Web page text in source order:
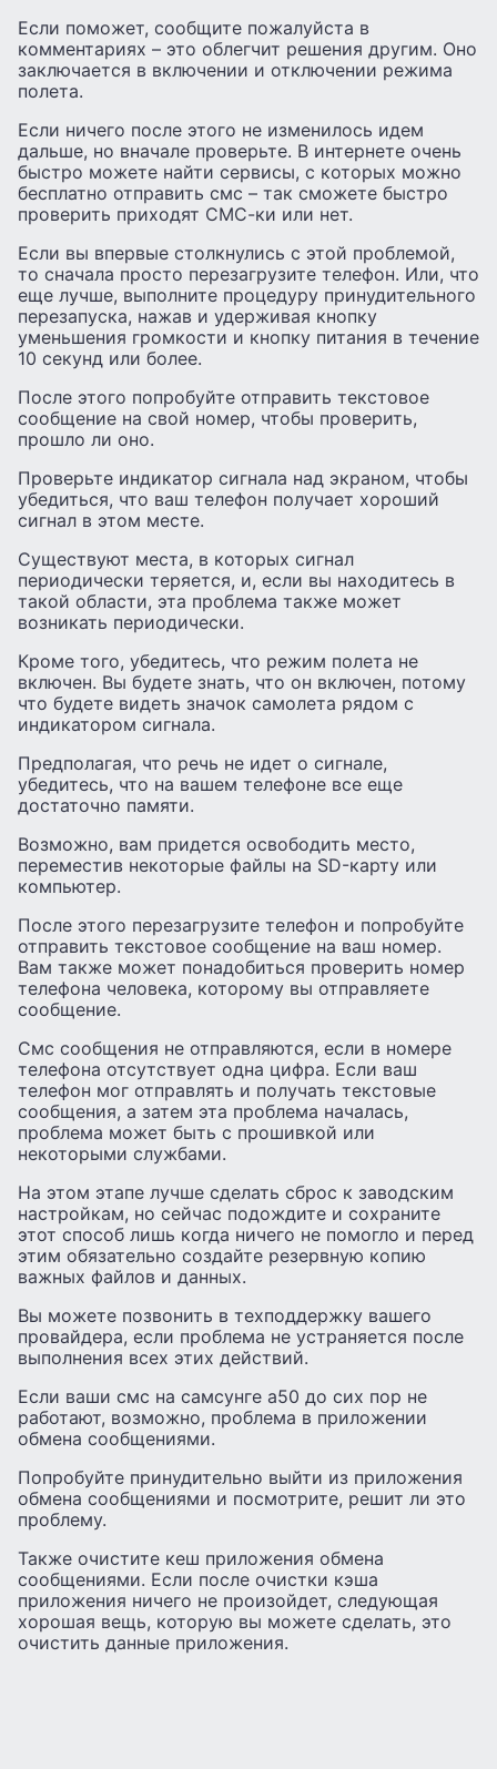
Если поможет, сообщите пожалуйста в
комментариях – это облегчит решения другим. Оно
заключается в включении и отключении режима
полета.
Если ничего после этого не изменилось идем
дальше, но вначале проверьте. В интернете очень
быстро можете найти сервисы, с которых можно
бесплатно отправить смс – так сможете быстро
проверить приходят СМС-ки или нет.
Если вы впервые столкнулись с этой проблемой,
то сначала просто перезагрузите телефон. Или, что
еще лучше, выполните процедуру принудительного
перезапуска, нажав и удерживая кнопку
уменьшения громкости и кнопку питания в течение
10 секунд или более.
После этого попробуйте отправить текстовое
сообщение на свой номер, чтобы проверить,
прошло ли оно.
Проверьте индикатор сигнала над экраном, чтобы
убедиться, что ваш телефон получает хороший
сигнал в этом месте.
Существуют места, в которых сигнал
периодически теряется, и, если вы находитесь в
такой области, эта проблема также может
возникать периодически.
Кроме того, убедитесь, что режим полета не
включен. Вы будете знать, что он включен, потому
что будете видеть значок самолета рядом с
индикатором сигнала.
Предполагая, что речь не идет о сигнале,
убедитесь, что на вашем телефоне все еще
достаточно памяти.
Возможно, вам придется освободить место,
переместив некоторые файлы на SD-карту или
компьютер.
После этого перезагрузите телефон и попробуйте
отправить текстовое сообщение на ваш номер.
Вам также может понадобиться проверить номер
телефона человека, которому вы отправляете
сообщение.
Смс сообщения не отправляются, если в номере
телефона отсутствует одна цифра. Если ваш
телефон мог отправлять и получать текстовые
сообщения, а затем эта проблема началась,
проблема может быть с прошивкой или
некоторыми службами.
На этом этапе лучше сделать сброс к заводским
настройкам, но сейчас подождите и сохраните
этот способ лишь когда ничего не помогло и перед
этим обязательно создайте резервную копию
важных файлов и данных.
Вы можете позвонить в техподдержку вашего
провайдера, если проблема не устраняется после
выполнения всех этих действий.
Если ваши смс на самсунге а50 до сих пор не
работают, возможно, проблема в приложении
обмена сообщениями.
Попробуйте принудительно выйти из приложения
обмена сообщениями и посмотрите, решит ли это
проблему.
Также очистите кеш приложения обмена
сообщениями. Если после очистки кэша
приложения ничего не произойдет, следующая
хорошая вещь, которую вы можете сделать, это
очистить данные приложения.